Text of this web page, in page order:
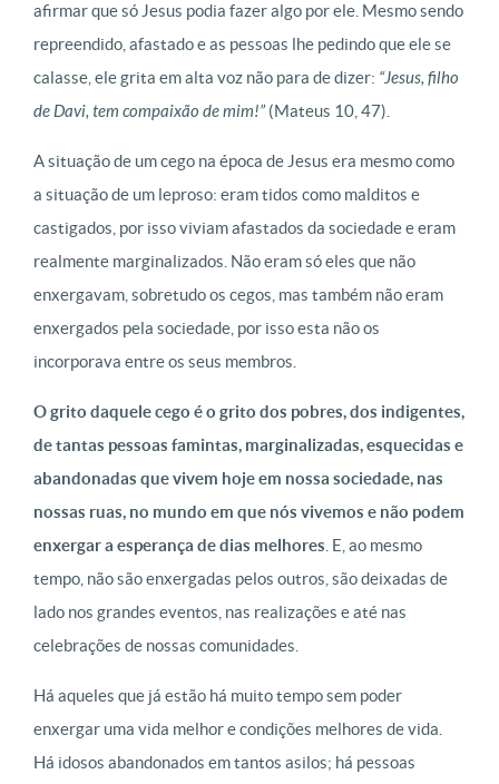
afirmar que só Jesus podia fazer algo por ele. Mesmo sendo
repreendido, afastado e as pessoas lhe pedindo que ele se
calasse, ele grita em alta voz não para de dizer: “Jesus, filho
de Davi, tem compaixão de mim!”(Mateus 10, 47).
A situação de um cego na época de Jesus era mesmo como
a situação de um leproso: eram tidos como malditos e
castigados, por isso viviam afastados da sociedade e eram
realmente marginalizados. Não eram só eles que não
enxergavam, sobretudo os cegos, mas também não eram
enxergados pela sociedade, por isso esta não os
incorporava entre os seus membros.
O grito daquele cego é o grito dos pobres, dos indigentes,
de tantas pessoas famintas, marginalizadas, esquecidas e
abandonadas que vivem hoje em nossa sociedade, nas
nossas ruas, no mundo em que nós vivemos e não podem
enxergar a esperança de dias melhores . E, ao mesmo
tempo, não são enxergadas pelos outros, são deixadas de
lado nos grandes eventos, nas realizações e até nas
celebrações de nossas comunidades.
Há aqueles que já estão há muito tempo sem poder
enxergar uma vida melhor e condições melhores de vida.
Há idosos abandonados em tantos asilos; há pessoas